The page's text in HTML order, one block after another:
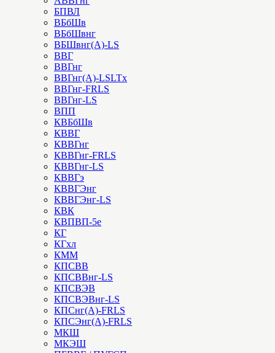
БПВЛ
ВБбШв
ВБбШвнг
ВБШвнг(А)-LS
ВВГ
ВВГнг
ВВГнг(А)-LSLTx
ВВГнг-FRLS
ВВГнг-LS
ВПП
КВБбШв
КВВГ
КВВГнг
КВВГнг-FRLS
КВВГнг-LS
КВВГэ
КВВГЭнг
КВВГЭнг-LS
КВК
КВПВП-5е
КГ
КГхл
КММ
КПСВВ
КПСВВнг-LS
КПСВЭВ
КПСВЭВнг-LS
КПСнг(А)-FRLS
КПСЭнг(А)-FRLS
МКШ
МКЭШ